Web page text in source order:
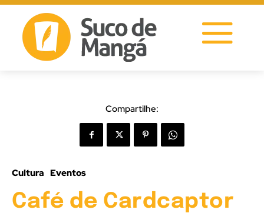
Compartilhe:
Cultura Eventos
Café de Cardcaptor